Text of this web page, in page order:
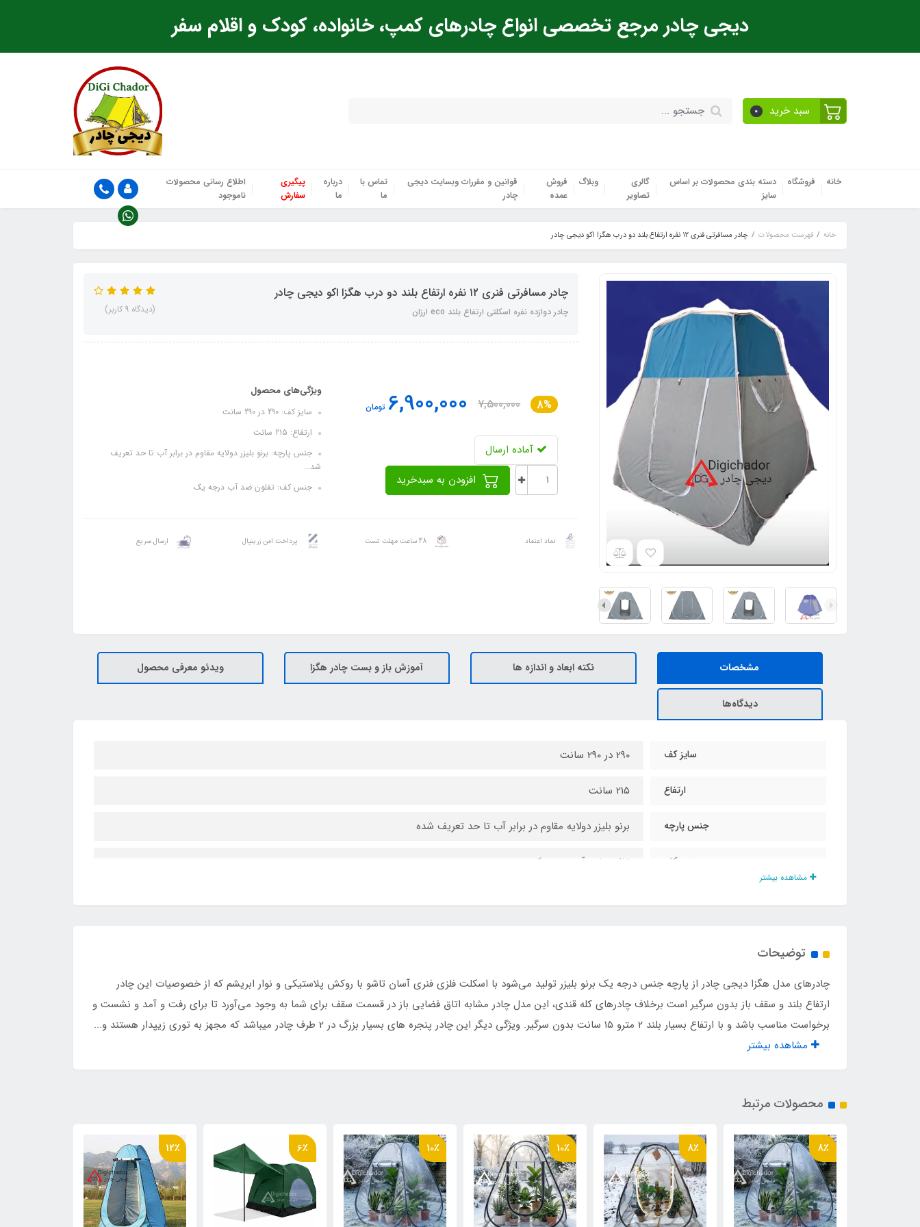
دیجی چادر مرجع تخصصی انواع چادرهای کمپ، خانواده، کودک و اقلام سفر
سبد خرید 0
خانه فروشگاه
دسته بندی محصولات بر اساس
سایز
گالری
تصاویر
وبلاگ
فروش
عمده
قوانین و مقررات وبسایت دیجی
چادر
تماس با
ما
درباره
ما
پیگیری
سفارش
اطلاع رسانی محصولات
ناموجود
خانه فهرست محصولات چادر مسافرتی فنری ۱۲ نفره ارتفاع بلند دو درب هگزا اکو دیجی چادر
چادر مسافرتی فنری ۱۲ نفره ارتفاع بلند دو درب هگزا اکو دیجی چادر
چادر دوازده نفره اسکلتی ارتفاع بلند eco ارزان (دیدگاه 9 کاربر)
8%
7,500,000
6,900,000تومان
آماده ارسال
ویژگی‌های محصول
سایز کف: 2۹۰ در 2۹۰ سانت
ارتفاع: 2۱۵ سانت
جنس پارچه: برنو بلیزر دولایه مقاوم در برابر آب تا حد تعریف
شد...
جنس کف: تفلون ضد آب درجه یک
نماد اعتماد 48 ساعت مهلت تست پرداخت امن زرینپال ارسال سریع
مشخصات نکته ابعاد و اندازه ها آموزش باز و بست چادر هگزا ویدئو معرفی محصول
دیدگاه‌ها
سایز کف 2۹۰ در 2۹۰ سانت
ارتفاع 2۱۵ سانت
جنس پارچه برنو بلیزر دولایه مقاوم در برابر آب تا حد تعریف شده
جنس کف تفلون ضد آب درجه یک
نوع اسکلت فلزی فنری آسان تاشو با روکش پلاستیکی و نوار ابریشم
تعداد پنجره 2 عدد
تعداد درب ورودی 2 عدد
مشاهده بیشتر
توضیحات
چادرهای مدل هگزا دیجی چادر از پارچه جنس درجه یک برنو بلیزر تولید می‌شود با اسکلت فلزی فنری آسان تاشو با روکش پلاستیکی و نوار ابریشم که از خصوصیات این چادر
ارتفاع بلند و سقف باز بدون سرگیر است برخلاف چادرهای کله قندی، این مدل چادر مشابه اتاق فضایی باز در قسمت سقف برای شما به وجود می‌آورد تا برای رفت و آمد و نشست و
برخواست مناسب باشد و با ارتفاع بسیار بلند ۲ مترو ۱۵ سانت بدون سرگیر. ویژگی دیگر این چادر پنجره های بسیار بزرگ در 2 طرف چادر میباشد که مجهز به توری زیپدار هستند و...
مشاهده بیشتر
محصولات مرتبط
8٪ 8٪ 10٪ 10٪ 6٪ 12٪